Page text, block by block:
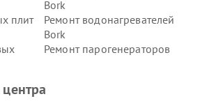
Bork
плит
Ремонт водонагревателей
Bork
Ремонт парогенераторов